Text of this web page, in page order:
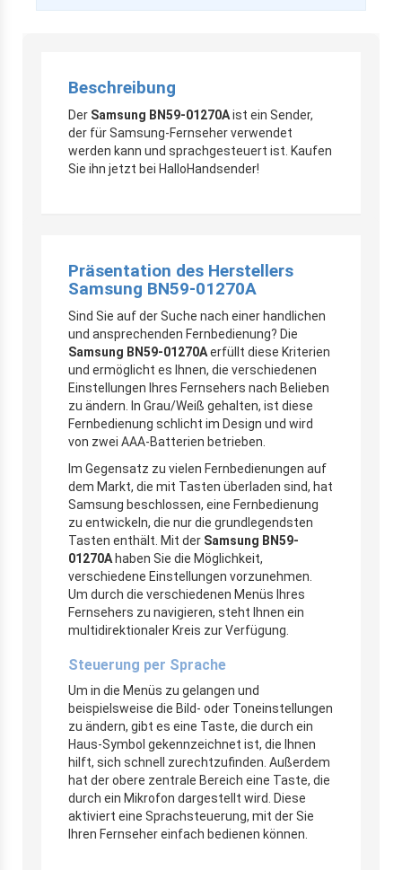
Beschreibung
Der Samsung BN59-01270Aist ein Sender,
der für Samsung-Fernseher verwendet
werden kann und sprachgesteuert ist. Kaufen
Sie ihn jetzt bei HalloHandsender!
Präsentation des Herstellers
Samsung BN59-01270A
Sind Sie auf der Suche nach einer handlichen
und ansprechenden Fernbedienung? Die
Samsung BN59-01270Aerfüllt diese Kriterien
und ermöglicht es Ihnen, die verschiedenen
Einstellungen Ihres Fernsehers nach Belieben
zu ändern. In Grau/Weiß gehalten, ist diese
Fernbedienung schlicht im Design und wird
von zwei AAA-Batterien betrieben.
Im Gegensatz zu vielen Fernbedienungen auf
dem Markt, die mit Tasten überladen sind, hat
Samsung beschlossen, eine Fernbedienung
zu entwickeln, die nur die grundlegendsten
Tasten enthält. Mit der Samsung BN59-
01270Ahaben Sie die Möglichkeit,
verschiedene Einstellungen vorzunehmen.
Um durch die verschiedenen Menüs Ihres
Fernsehers zu navigieren, steht Ihnen ein
multidirektionaler Kreis zur Verfügung.
Steuerung per Sprache
Um in die Menüs zu gelangen und
beispielsweise die Bild- oder Toneinstellungen
zu ändern, gibt es eine Taste, die durch ein
Haus-Symbol gekennzeichnet ist, die Ihnen
hilft, sich schnell zurechtzufinden. Außerdem
hat der obere zentrale Bereich eine Taste, die
durch ein Mikrofon dargestellt wird. Diese
aktiviert eine Sprachsteuerung, mit der Sie
Ihren Fernseher einfach bedienen können.